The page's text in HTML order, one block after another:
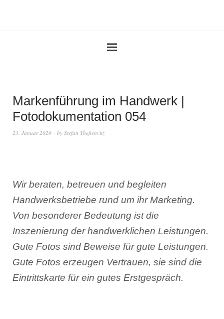
Markenführung im Handwerk |
Fotodokumentation 054
23. Januar 2020 by Stefan Theßenvitz
Wir beraten, betreuen und begleiten
Handwerksbetriebe rund um ihr Marketing.
Von besonderer Bedeutung ist die
Inszenierung der handwerklichen Leistungen.
Gute Fotos sind Beweise für gute Leistungen.
Gute Fotos erzeugen Vertrauen, sie sind die
Eintrittskarte für ein gutes Erstgespräch.